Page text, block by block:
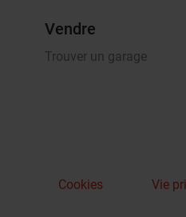
Vendre
Trouver un garage
Cookies Vie